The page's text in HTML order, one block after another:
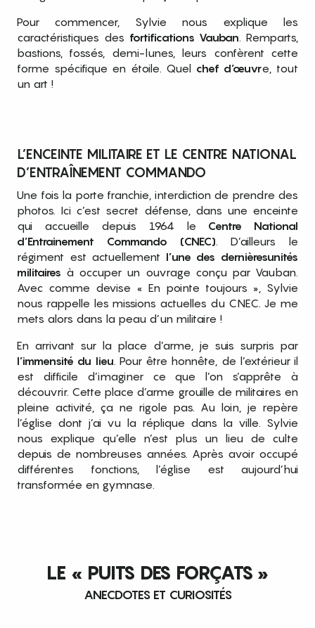
Pour commencer, Sylvie nous explique les
caractéristiques des fortifications Vauban. Remparts,
bastions, fossés, demi-lunes, leurs confèrent cette
forme spécifique en étoile. Quel chef d’œuvre, tout
un art !
L’ENCEINTE MILITAIRE ET LE CENTRE NATIONAL
D’ENTRAÎNEMENT COMMANDO
Une fois la porte franchie, interdiction de prendre des
photos. Ici c’est secret défense, dans une enceinte
qui accueille depuis 1964 le Centre National
d’Entrainement Commando (CNEC). D’ailleurs le
régiment est actuellement l’une des dernièresunités
militaires à occuper un ouvrage conçu par Vauban.
Avec comme devise « En pointe toujours », Sylvie
nous rappelle les missions actuelles du CNEC. Je me
mets alors dans la peau d’un militaire !
En arrivant sur la place d’arme, je suis surpris par
l’immensité du lieu. Pour être honnête, de l’extérieur il
est difficile d’imaginer ce que l’on s’apprête à
découvrir. Cette place d’arme grouille de militaires en
pleine activité, ça ne rigole pas. Au loin, je repère
l’église dont j’ai vu la réplique dans la ville. Sylvie
nous explique qu’elle n’est plus un lieu de culte
depuis de nombreuses années. Après avoir occupé
différentes fonctions, l’église est aujourd’hui
transformée en gymnase.
LE « PUITS DES FORÇATS »
ANECDOTES ET CURIOSITÉS